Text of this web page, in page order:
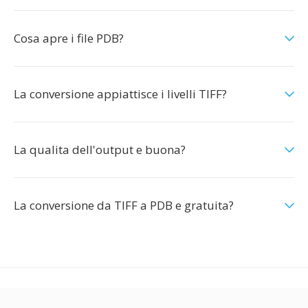
Cosa apre i file PDB?
La conversione appiattisce i livelli TIFF?
La qualita dell'output e buona?
La conversione da TIFF a PDB e gratuita?